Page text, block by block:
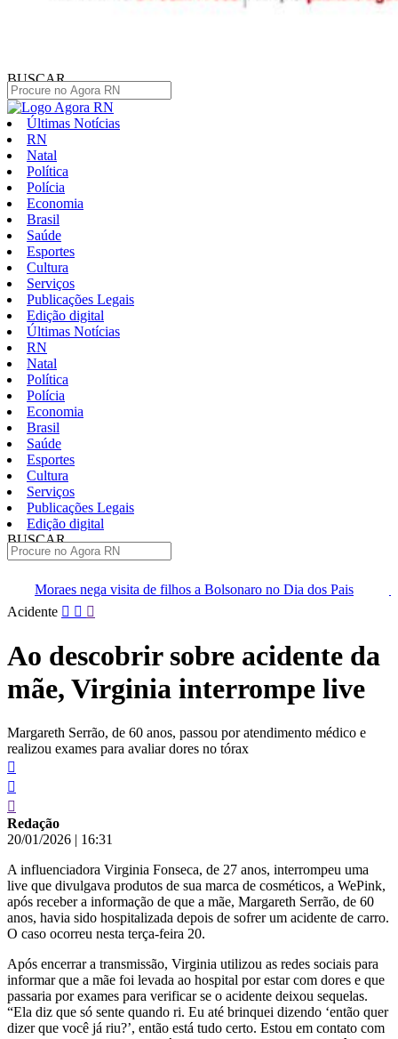
BUSCAR
Últimas Notícias
RN
Natal
Política
Polícia
Economia
Brasil
Saúde
Esportes
Cultura
Serviços
Publicações Legais
Edição digital
Últimas Notícias
RN
Natal
Política
Polícia
Economia
Brasil
Saúde
Esportes
Cultura
Serviços
Publicações Legais
Edição digital
BUSCAR
de filhos a Bolsonaro no Dia dos Pais
Carga extra de
Pular
conteúdo
Acidente
Ao descobrir sobre acidente da
mãe, Virginia interrompe live
Margareth Serrão, de 60 anos, passou por atendimento médico e
realizou exames para avaliar dores no tórax
Redação
20/01/2026 | 16:31
A influenciadora Virginia Fonseca, de 27 anos, interrompeu uma
live que divulgava produtos de sua marca de cosméticos, a WePink,
após receber a informação de que a mãe, Margareth Serrão, de 60
anos, havia sido hospitalizada depois de sofrer um acidente de carro.
O caso ocorreu nesta terça-feira 20.
Após encerrar a transmissão, Virginia utilizou as redes sociais para
informar que a mãe foi levada ao hospital por estar com dores e que
passaria por exames para verificar se o acidente deixou sequelas.
“Ela diz que só sente quando ri. Eu até brinquei dizendo ‘então quer
dizer que você já riu?’, então está tudo certo. Estou em contato com